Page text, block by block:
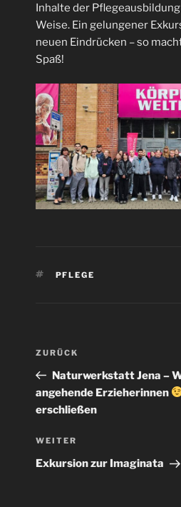
Inhalte der
Weise. Ein gelungener
neuen Eindrücken – so
Spaß!
SCHLAGWÖRTER
PFLEGE
Beitragsnavigation
Vorheriger
Beitrag
ZURÜCK
Naturwerkstatt Jena –
angehende Erzieherinnen
erschließen
Nächster
Beitrag
WEITER
Exkursion zur Imaginata